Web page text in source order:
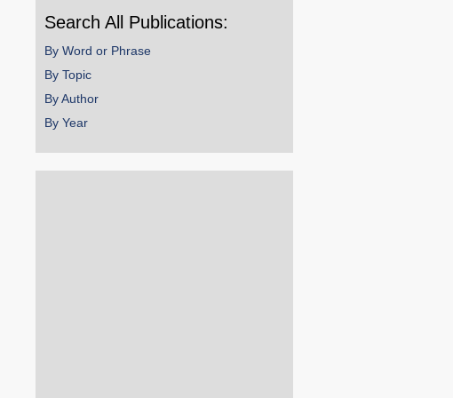
Search All Publications:
By Word or Phrase
By Topic
By Author
By Year